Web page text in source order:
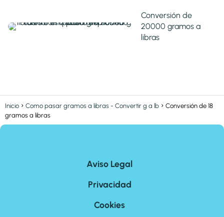
Conversión de
20000 gramos a
libras
Inicio Como pasar gramos a libras - Convertir g a lb
Conversión de 18
gramos a libras
Aviso Legal
Privacidad
Cookies